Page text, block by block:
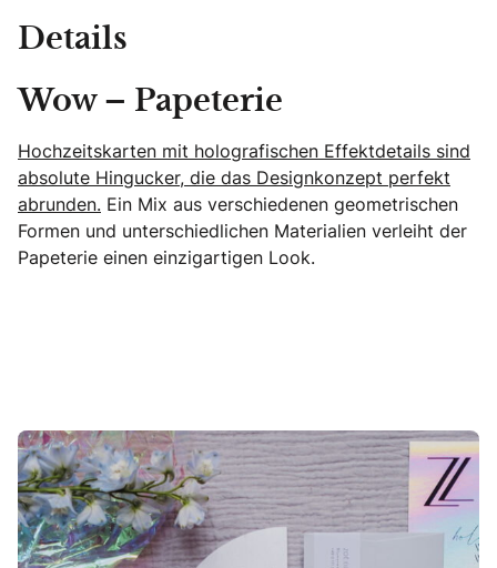
Details
Wow – Papeterie
Hochzeitskarten mit holografischen Effektdetails sind
absolute Hingucker, die das Designkonzept perfekt
abrunden. Ein Mix aus verschiedenen geometrischen
Formen und unterschiedlichen Materialien verleiht der
Papeterie einen einzigartigen Look.